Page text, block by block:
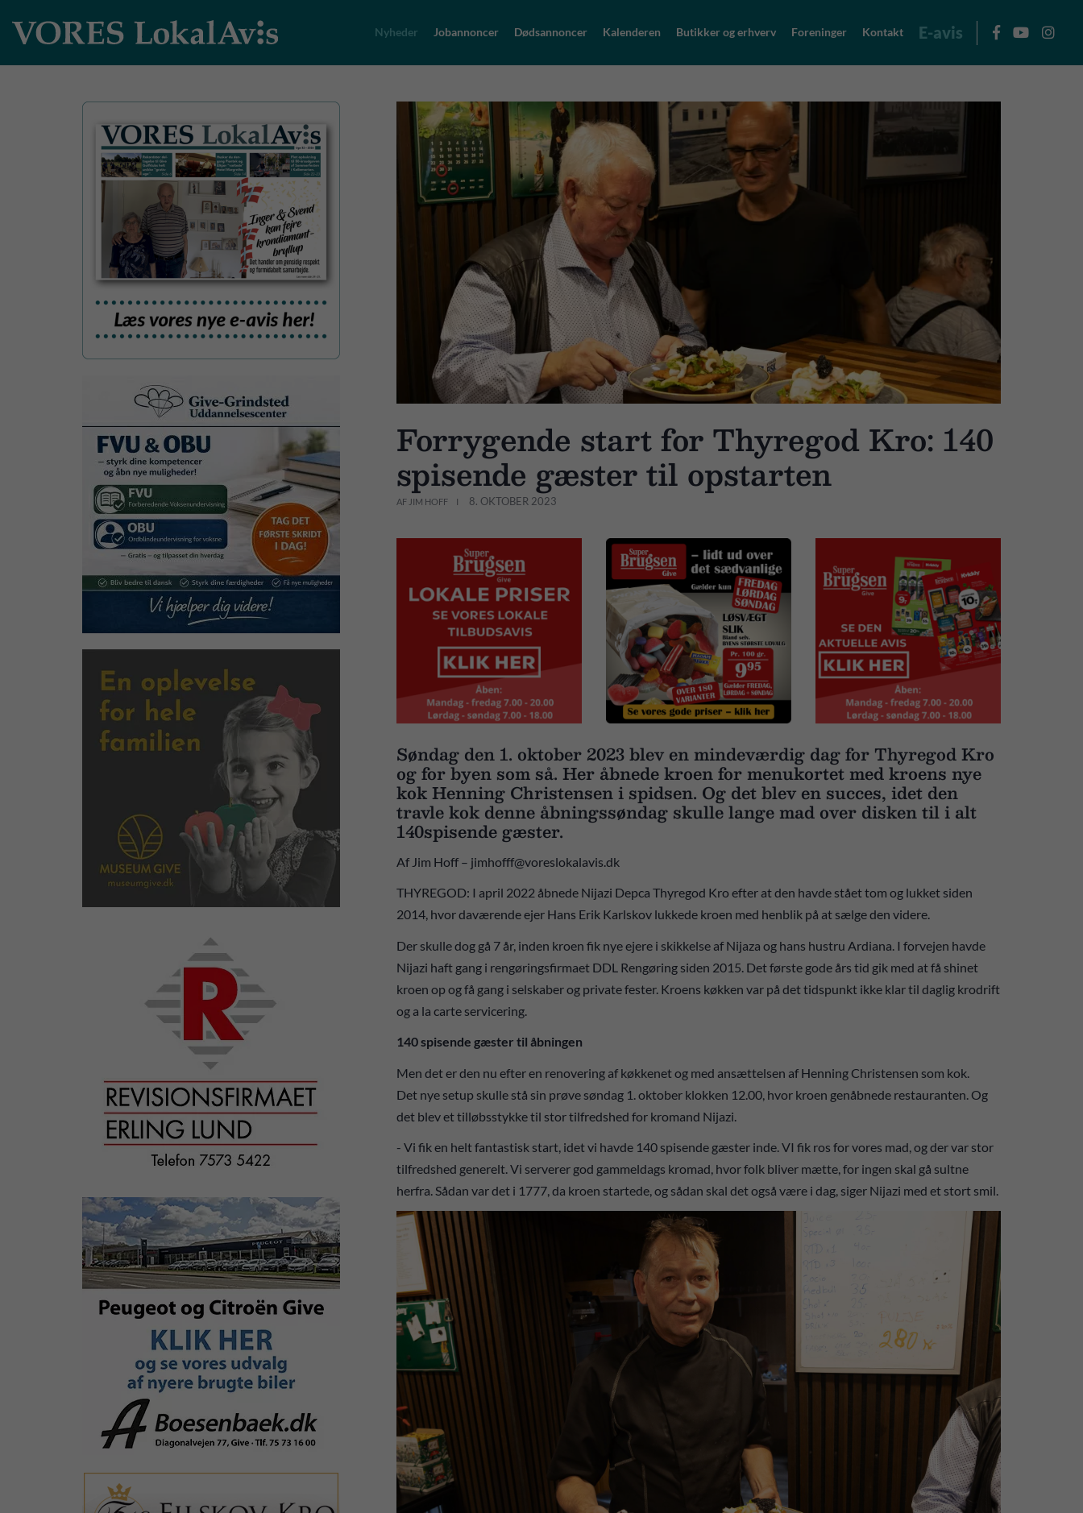
Nyheder Jobannoncer Dødsannoncer Kalenderen Butikker og erhverv Foreninger Kontakt E-avis
Forrygende start for Thyregod Kro: 140
spisende gæster til opstarten
AF JIM HOFF 8. OKTOBER 2023
Søndag den 1. oktober 2023 blev en mindeværdig dag for Thyregod Kro
og for byen som så. Her åbnede kroen for menukortet med kroens nye
kok Henning Christensen i spidsen. Og det blev en succes, idet den
travle kok denne åbningssøndag skulle lange mad over disken til i alt
140spisende gæster.
Af Jim Hoff – jimhofff@voreslokalavis.dk
THYREGOD: I april 2022 åbnede Nijazi Depca Thyregod Kro efter at den havde stået tom og lukket siden
2014, hvor daværende ejer Hans Erik Karlskov lukkede kroen med henblik på at sælge den videre.
Der skulle dog gå 7 år, inden kroen fik nye ejere i skikkelse af Nijaza og hans hustru Ardiana. I forvejen havde
Nijazi haft gang i rengøringsfirmaet DDL Rengøring siden 2015. Det første gode års tid gik med at få shinet
kroen op og få gang i selskaber og private fester. Kroens køkken var på det tidspunkt ikke klar til daglig krodrift
og a la carte servicering.
140 spisende gæster til åbningen
Men det er den nu efter en renovering af køkkenet og med ansættelsen af Henning Christensen som kok.
Det nye setup skulle stå sin prøve søndag 1. oktober klokken 12.00, hvor kroen genåbnede restauranten. Og
det blev et tilløbsstykke til stor tilfredshed for kromand Nijazi.
- Vi fik en helt fantastisk start, idet vi havde 140 spisende gæster inde. VI fik ros for vores mad, og der var stor
tilfredshed generelt. Vi serverer god gammeldags kromad, hvor folk bliver mætte, for ingen skal gå sultne
herfra. Sådan var det i 1777, da kroen startede, og sådan skal det også være i dag, siger Nijazi med et stort smil.